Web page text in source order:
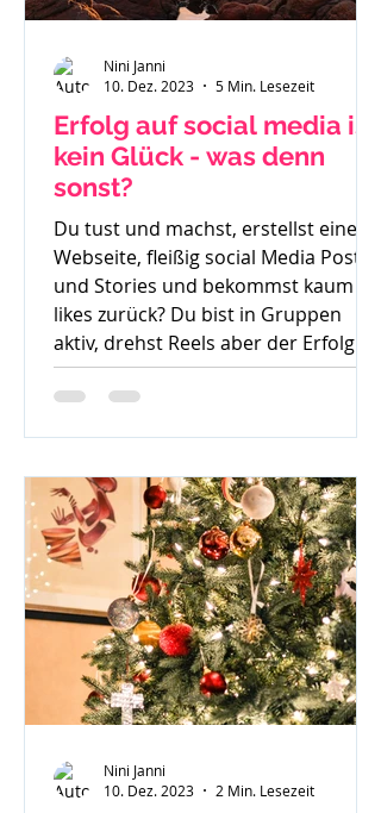
Erfolg auf social media ist
kein Glück - was denn
sonst?
Du tust und machst, erstellst eine
Webseite, fleißig social Media Posts
und Stories und bekommst kaum
likes zurück? Du bist in Gruppen
aktiv, drehst Reels aber der Erfolg
bleibt aus. So langsam weißt du
nicht mehr weiter. Was denn noch
besonders überzeugt von einem
geschriebenen Beitrag bist - läuft
dieser gar nicht. Du weißt in dir drin
- ich kann richtig was, ich habe eine
Botschaft aber scheinbar hört sie
Niemand oder
Nini Janni
10. Dez. 2023
5 Min. Lesezeit
Nini Janni
10. Dez. 2023
2 Min. Lesezeit